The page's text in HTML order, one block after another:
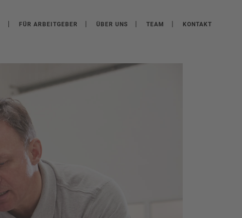
FÜR ARBEITGEBER ÜBER UNS TEAM KONTAKT